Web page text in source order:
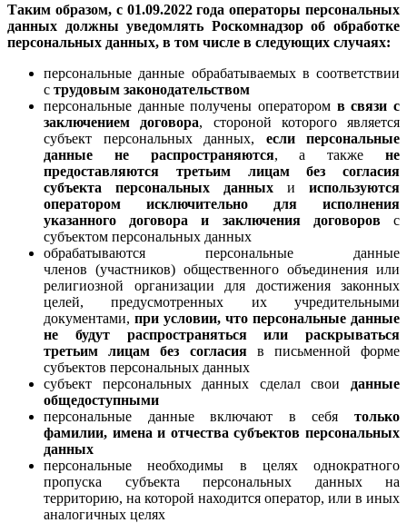
Таким образом, с 01.09.2022 года операторы персональных
данных должны уведомлять Роскомнадзор об обработке
персональных данных, в том числе в следующих случаях:
персональные данные обрабатываемых в соответствии
с трудовым законодательством
персональные данные получены оператором в связи с
заключением договора, стороной которого является
субъект персональных данных, если персональные
данные не распространяются, а такжене
предоставляются третьим лицам без согласия
субъекта персональных данных и используются
оператором исключительно для исполнения
указанного договора и заключения договоровс
субъектом персональных данных
обрабатываются персональные данные
членов (участников) общественного объединения или
религиозной организации для достижения законных
целей, предусмотренных их учредительными
документами, при условии, что персональные данные
не будут распространяться или раскрываться
третьим лицам без согласияв письменной форме
субъектов персональных данных
субъект персональных данных сделал свои данные
общедоступными
персональные данные включают в себя только
фамилии, имена и отчества субъектов персональных
данных
персональные необходимы в целях однократного
пропуска субъекта персональных данных на
территорию, на которой находится оператор, или в иных
аналогичных целях